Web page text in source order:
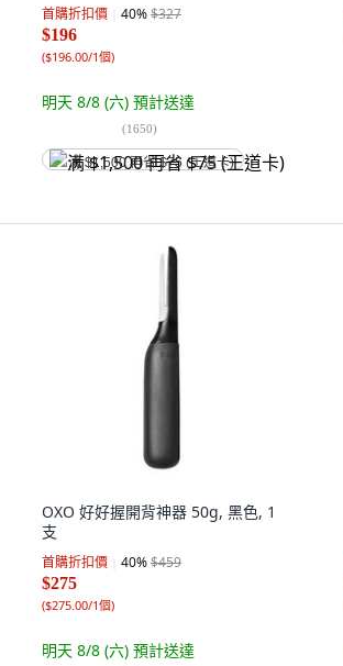
首購折扣價 40%$327
$196
($196.00/1個)
明天 8/8 (六) 預計送達
(1650)
满 $1,500 再省 $75 (王道卡)
OXO 好好握開背神器 50g, 黑色, 1
支
首購折扣價 40%$459
$275
($275.00/1個)
明天 8/8 (六) 預計送達